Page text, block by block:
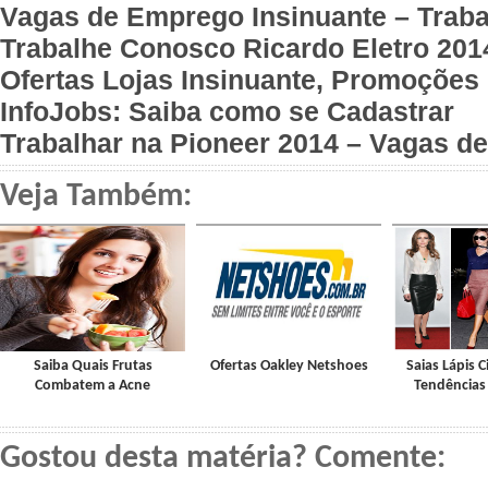
Vagas de Emprego Insinuante –
Trabalhe Conosco Ricardo Eletro
Ofertas Lojas Insinuante, Promoções
InfoJobs: Saiba como se Cadastrar
Trabalhar na Pioneer 2014 – Vagas
Veja Também:
Saiba Quais Frutas
Combatem a Acne
Ofertas Oakley Netshoes
Saias Lápis
Gostou desta matéria? Comente: